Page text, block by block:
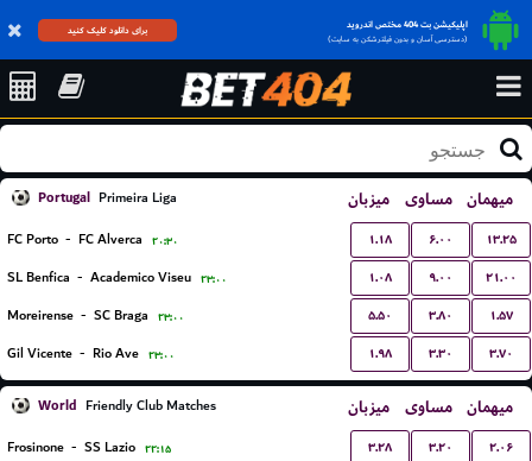
اپلیکیشن بت 404 مختص اندروید
(دسترسی آسان و بدون فیلترشکن به سایت)
برای دانلود کلیک کنید
Portugal Primeira Liga میزبان مساوی میهمان
FC Porto - FC Alverca ۲۰:۳۰ ۱.۱۸ ۶.۰۰ ۱۳.۲۵
SL Benfica - Academico Viseu ۲۳:۰۰ ۱.۰۸ ۹.۰۰ ۲۱.۰۰
Moreirense - SC Braga ۲۳:۰۰ ۵.۵۰ ۳.۸۰ ۱.۵۷
Gil Vicente - Rio Ave ۲۳:۰۰ ۱.۹۸ ۳.۳۰ ۳.۷۰
World Friendly Club Matches میزبان مساوی میهمان
Frosinone - SS Lazio ۲۲:۱۵ ۳.۲۸ ۳.۲۰ ۲.۰۶